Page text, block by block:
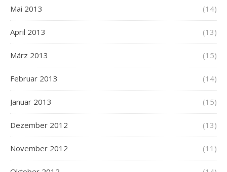
Mai 2013 (14)
April 2013 (13)
März 2013 (15)
Februar 2013 (14)
Januar 2013 (15)
Dezember 2012 (13)
November 2012 (11)